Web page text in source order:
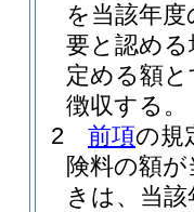
を当該年
要と認め
定める額
徴収する。
2
前項の規
険料の額
きは、当